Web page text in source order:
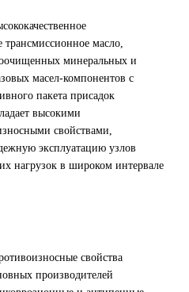
трансмиссионное масло,
минеральных и
масел-компонентов с
пакета присадок
высокими
свойствами,
эксплуатацию узлов
нагрузок в широком интервале
свойства
производителей